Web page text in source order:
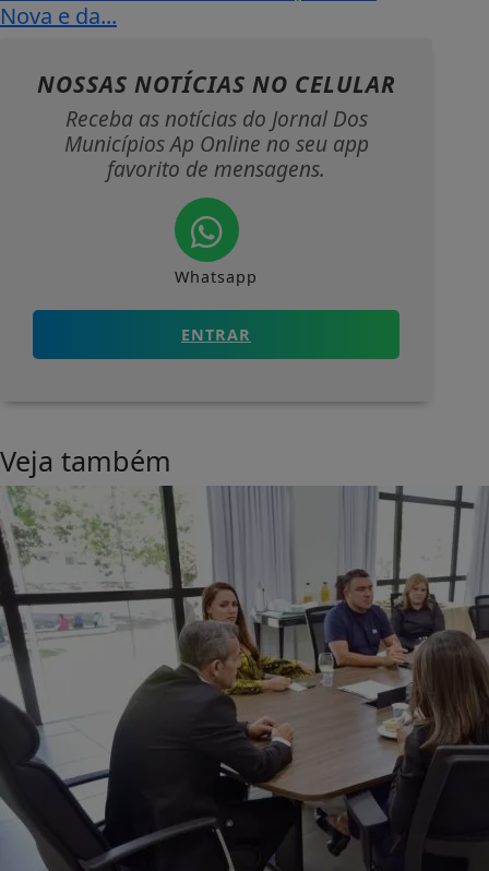
Nova e da...
NOSSAS NOTÍCIAS NO CELULAR
Receba as notícias do Jornal Dos
Municípios Ap Online no seu app
favorito de mensagens.
Whatsapp
ENTRAR
Veja também